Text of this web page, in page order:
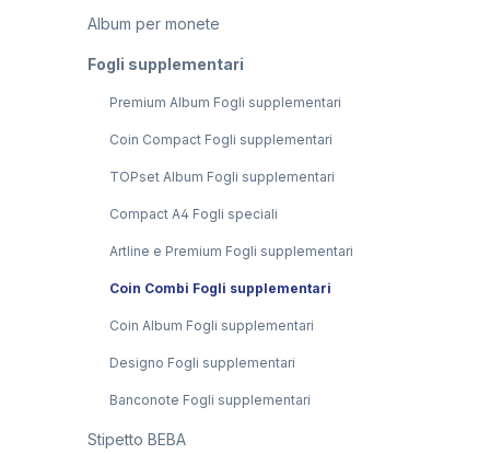
Album per monete
Fogli supplementari
Premium Album Fogli supplementari
Coin Compact Fogli supplementari
TOPset Album Fogli supplementari
Compact A4 Fogli speciali
Artline e Premium Fogli supplementari
Coin Combi Fogli supplementari
Coin Album Fogli supplementari
Designo Fogli supplementari
Banconote Fogli supplementari
Stipetto BEBA